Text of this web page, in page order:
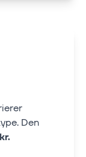
Den
kr.